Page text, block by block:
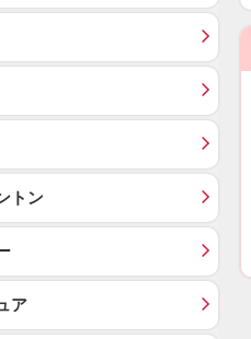
トン
ア